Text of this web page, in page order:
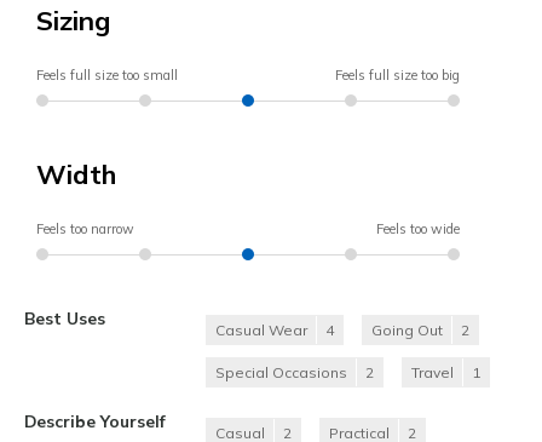
Sizing
Feels full size too small Feels full size too big
Width
Feels too narrow Feels too wide
Best Uses
Casual Wear 4 Going Out 2
Special Occasions 2 Travel 1
Describe Yourself
Casual 2 Practical 2